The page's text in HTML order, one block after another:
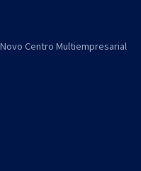
Novo Centro Multiempresarial